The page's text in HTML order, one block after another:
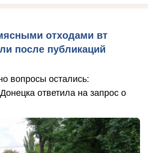
отходами вт
после публикаций
вопросы остались:
ответила на запрос о